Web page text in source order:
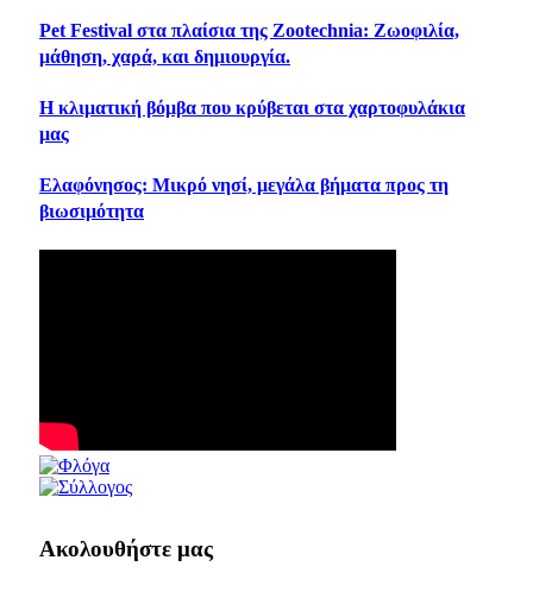
Pet Festival στα πλαίσια της Zootechnia: Ζωοφιλία,
μάθηση, χαρά, και δημιουργία.
Η κλιματική βόμβα που κρύβεται στα χαρτοφυλάκια
μας
Ελαφόνησος: Μικρό νησί, μεγάλα βήματα προς τη
βιωσιμότητα
Ακολουθήστε μας